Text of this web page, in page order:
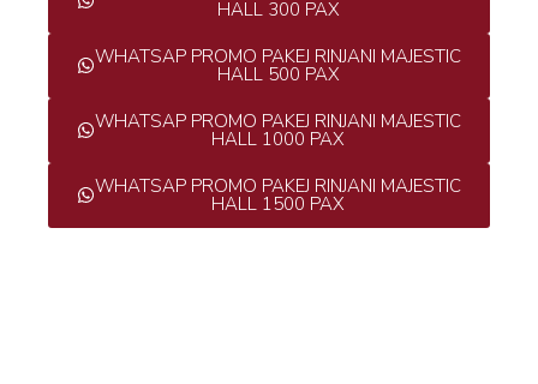
HALL 300 PAX
WHATSAP PROMO PAKEJ RINJANI MAJESTIC
HALL 500 PAX
WHATSAP PROMO PAKEJ RINJANI MAJESTIC
HALL 1000 PAX
WHATSAP PROMO PAKEJ RINJANI MAJESTIC
HALL 1500 PAX